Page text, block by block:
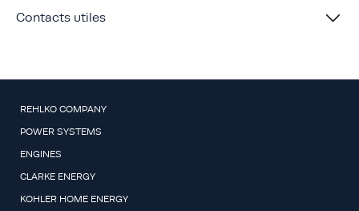
Contacts utiles
REHLKO COMPANY
POWER SYSTEMS
ENGINES
CLARKE ENERGY
KOHLER HOME ENERGY